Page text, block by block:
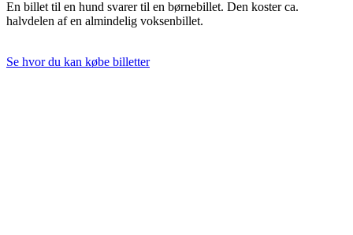
En billet til en hund svarer til en børnebillet. Den koster ca.
halvdelen af en almindelig voksenbillet.
Se hvor du kan købe billetter